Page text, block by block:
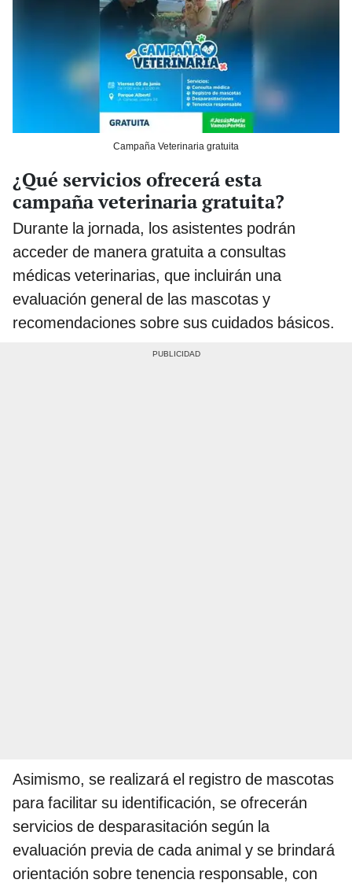
Campaña Veterinaria gratuita
¿Qué servicios ofrecerá esta
campaña veterinaria gratuita?
Durante la jornada, los asistentes podrán
acceder de manera gratuita a consultas
médicas veterinarias, que incluirán una
evaluación general de las mascotas y
recomendaciones sobre sus cuidados básicos.
Asimismo, se realizará el registro de mascotas
para facilitar su identificación, se ofrecerán
servicios de desparasitación según la
evaluación previa de cada animal y se brindará
orientación sobre tenencia responsable, con